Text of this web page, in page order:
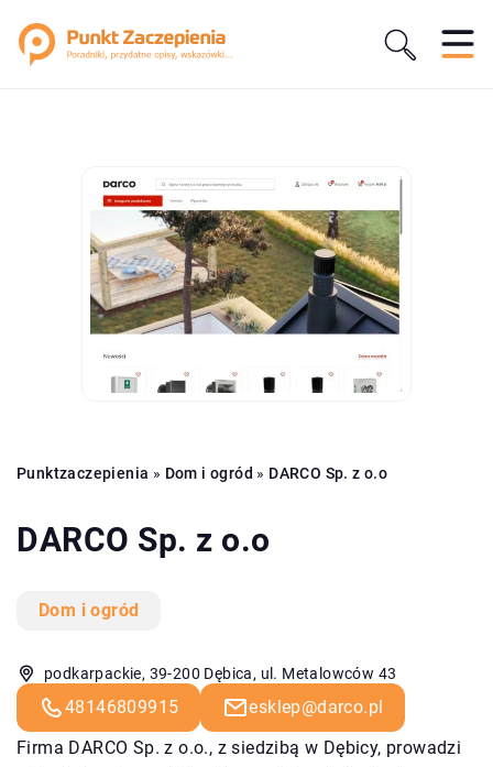
Punktzaczepienia » Dom i ogród » DARCO Sp. z o.o
DARCO Sp. z o.o
Dom i ogród
podkarpackie, 39-200 Dębica, ul. Metalowców 43
48146809915
esklep@darco.pl
Firma DARCO Sp. z o.o., z siedzibą w Dębicy, prowadzi